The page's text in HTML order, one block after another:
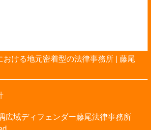
おける地元密着型の法律事務所 | 藤尾
広域ディフェンダー藤尾法律事務所